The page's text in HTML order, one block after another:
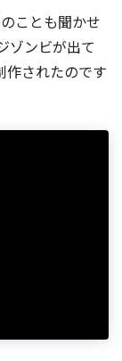
ことも聞かせ
ゾンビが出て
作されたのです